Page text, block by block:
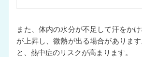
また、体内の水分が不足して汗をか
が上昇し、微熱が出る場合がありま
と、熱中症のリスクが高まります。